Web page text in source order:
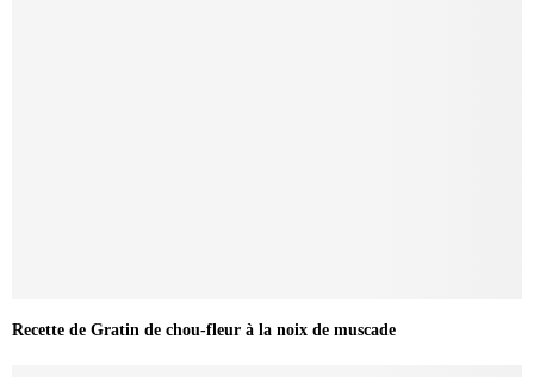
Recette de Gratin de chou-fleur à la noix de muscade